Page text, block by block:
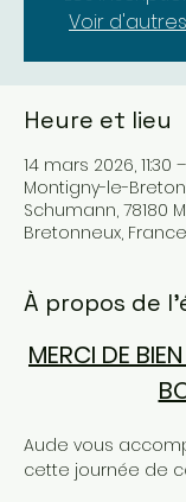
Voir
Heure et lieu
14 mars 2026, 11:30
Montigny-le-
Schumann, 78180
Bretonneux, France
À propos de
MERCI DE
Aude vous
cette journée de